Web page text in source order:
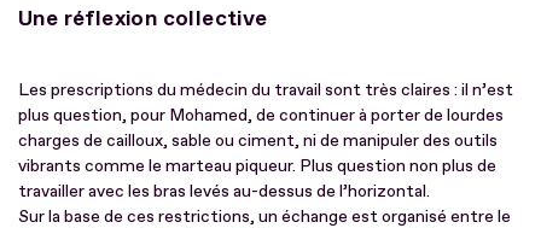
Une réflexion collective
Les prescriptions du médecin du travail sont très claires : il n’est
plus question, pour Mohamed, de continuer à porter de lourdes
charges de cailloux, sable ou ciment, ni de manipuler des outils
vibrants comme le marteau piqueur. Plus question non plus de
travailler avec les bras levés au-dessus de l’horizontal.
Sur la base de ces restrictions, un échange est organisé entre le